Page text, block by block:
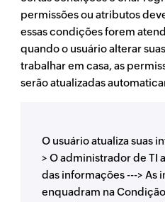
permissões ou atributos
essas condições forem
quando o usuário alterar
trabalhar em casa, as
serão atualizadas
O usuário atualiza suas
> O administrador de TI
das informações ---> As
enquadram na